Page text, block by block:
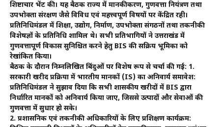
शिष्टाचार भेंट की। यह बैठक राज्य में मानकीकरण, गुणवत्ता नियंत्रण तथा
उपभोक्ता संरक्षण जैसे विविध एवं महत्त्वपूर्ण विषयों पर केंद्रित रही।
प्रतिनिधिमंडल में शिक्षा, उद्योग, निर्माण, उपभोक्ता संगठनों तथा तकनीकी
विशेषज्ञों के प्रतिनिधि शामिल थे। सभी प्रतिभागियों ने उत्तराखंड में
गुणवत्तापूर्ण विकास सुनिश्चित करने हेतु BIS की सक्रिय भूमिका को
रेखांकित किया।
बैठक के दौरान निम्नलिखित बिंदुओं पर विशेष रूप से चर्चा की गई: 1.
सरकारी खरीद प्रक्रिया में भारतीय मानकों (IS) का अनिवार्य समावेश:
प्रतिनिधिमंडल ने सुझाव दिया कि सभी शासकीय खरीदों में BIS द्वारा
निर्धारित मानकों को अनिवार्य किया जाए, जिससे उत्पादों और सेवाओं की
गुणवत्ता में सुधार हो सके।
2. प्रशासनिक एवं तकनीकी अधिकारियों के लिए प्रशिक्षण कार्यक्रम: